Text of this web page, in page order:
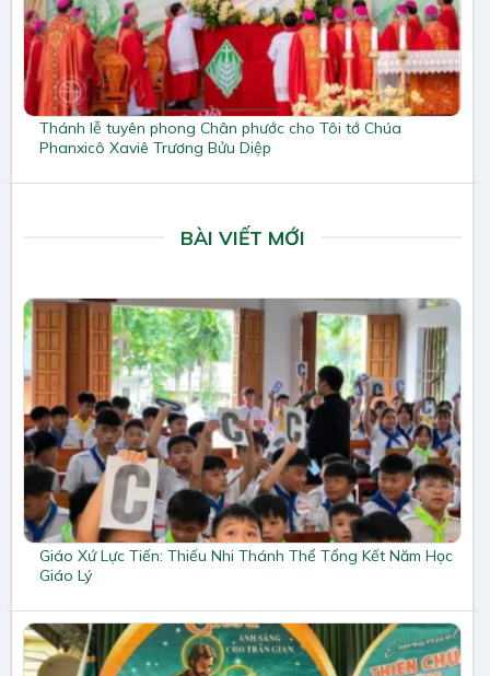
Thánh lễ tuyên phong Chân phước cho Tôi tớ Chúa
Phanxicô Xaviê Trương Bửu Diệp
BÀI VIẾT MỚI
Giáo Xứ Lực Tiến: Thiếu Nhi Thánh Thể Tổng Kết Năm Học
Giáo Lý